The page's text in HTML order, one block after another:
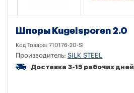
Шпоры Kugelsporen 2.0
Код Товара: 710176-20-SI
Производитель: SILK STEEL
Доставка 3-15 рабочих дней